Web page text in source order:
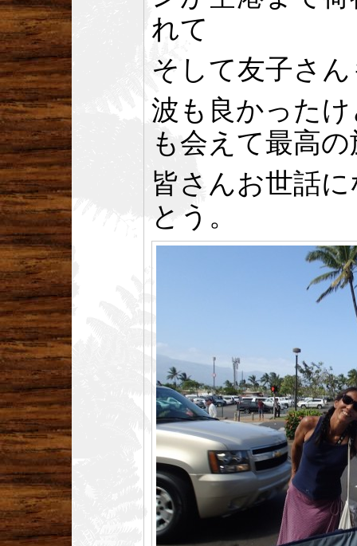
れて
そして友子さ
波も良かった
も会えて最高
皆さんお世話
とう。